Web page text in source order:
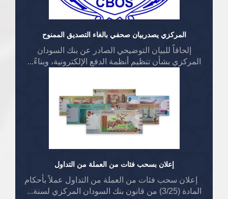
المركزي يصدربيان صحفي بالغاء التصديق الممنوح
إلحاقاً للبيان التوضيحي الصادر عن بنك السودان
المركزي بشأن تنظيم أنظمة الدفع الإلكترونية، وبناءً...
إعلان بسحب فئات من العملة من التداول
إعلان سحب فئات من العملة من التداول عملاً بأحكام
المادة (3/25) من قانون بنك السودان المركزي لسنة...